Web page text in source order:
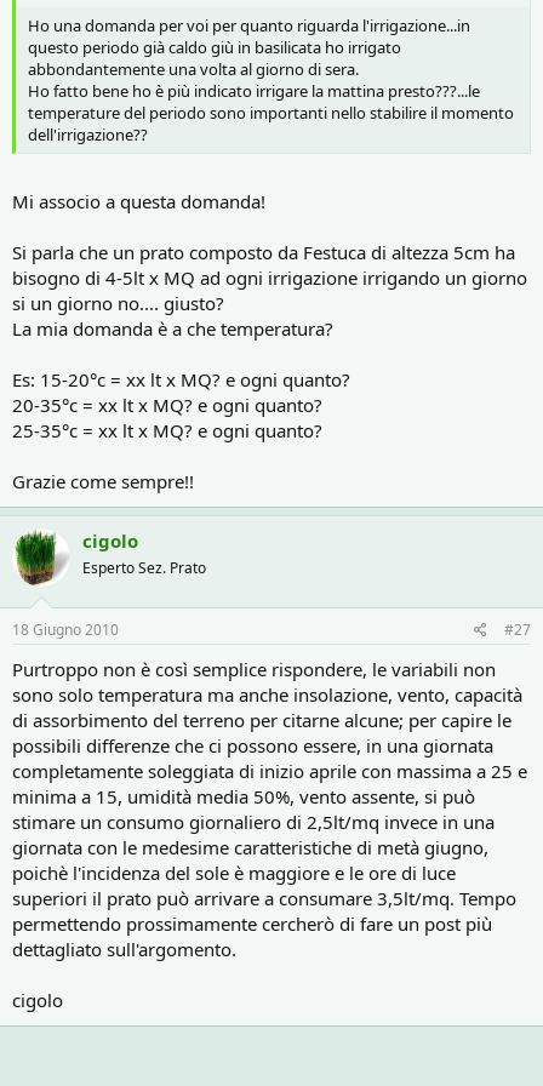
Ho una domanda per voi per quanto riguarda l'irrigazione...in
questo periodo già caldo giù in basilicata ho irrigato
abbondantemente una volta al giorno di sera.
Ho fatto bene ho è più indicato irrigare la mattina presto???...le
temperature del periodo sono importanti nello stabilire il momento
dell'irrigazione??
Mi associo a questa domanda!
Si parla che un prato composto da Festuca di altezza 5cm ha
bisogno di 4-5lt x MQ ad ogni irrigazione irrigando un giorno
si un giorno no.... giusto?
La mia domanda è a che temperatura?
Es: 15-20°c = xx lt x MQ? e ogni quanto?
20-35°c = xx lt x MQ? e ogni quanto?
25-35°c = xx lt x MQ? e ogni quanto?
Grazie come sempre!!
cigolo
Esperto Sez. Prato
18 Giugno 2010 #27
Purtroppo non è così semplice rispondere, le variabili non
sono solo temperatura ma anche insolazione, vento, capacità
di assorbimento del terreno per citarne alcune; per capire le
possibili differenze che ci possono essere, in una giornata
completamente soleggiata di inizio aprile con massima a 25 e
minima a 15, umidità media 50%, vento assente, si può
stimare un consumo giornaliero di 2,5lt/mq invece in una
giornata con le medesime caratteristiche di metà giugno,
poichè l'incidenza del sole è maggiore e le ore di luce
superiori il prato può arrivare a consumare 3,5lt/mq. Tempo
permettendo prossimamente cercherò di fare un post più
dettagliato sull'argomento.
cigolo